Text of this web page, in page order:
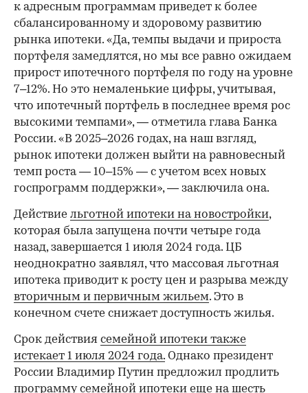
к адресным программам приведет к более
сбалансированному и здоровому развитию
рынка ипотеки. «Да, темпы выдачи и прироста
портфеля замедлятся, но мы все равно ожидаем
прирост ипотечного портфеля по году на уровне
7–12%. Но это немаленькие цифры, учитывая,
что ипотечный портфель в последнее время рос
высокими темпами», — отметила глава Банка
России. «В 2025–2026 годах, на наш взгляд,
рынок ипотеки должен выйти на равновесный
темп роста — 10–15% — с учетом всех новых
госпрограмм поддержки», — заключила она.
Действие льготной ипотеки на новостройки,
которая была запущена почти четыре года
назад, завершается 1 июля 2024 года. ЦБ
неоднократно заявлял, что массовая льготная
ипотека приводит к росту цен и разрыва между
вторичным и первичным жильем. Это в
конечном счете снижает доступность жилья.
Срок действия семейной ипотеки также
истекает 1 июля 2024 года. Однако президент
России Владимир Путин предложил продлить
программу семейной ипотеки еще нашесть